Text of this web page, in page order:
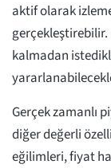
aktif olarak
gerçekleştirebilir.
kalmadan
Gerçek zamanlı
diğer değerli
eğilimleri, fiyat